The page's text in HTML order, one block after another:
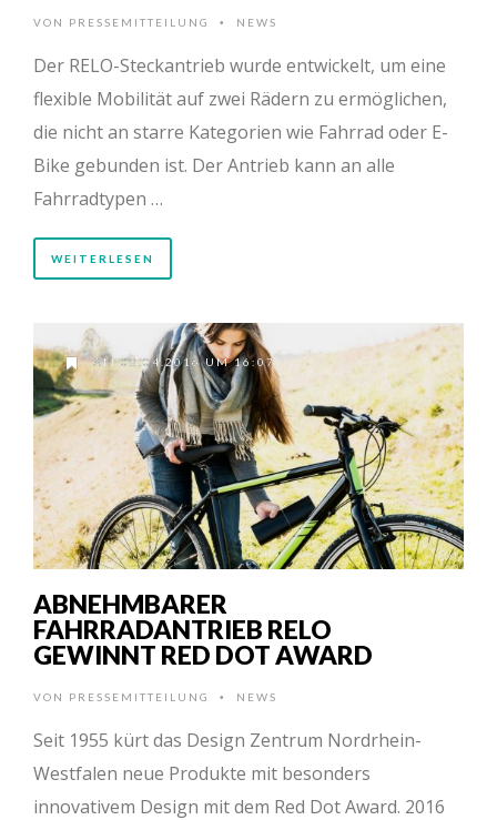
VON PRESSEMITTEILUNG • NEWS
Der RELO-Steckantrieb wurde entwickelt, um eine
flexible Mobilität auf zwei Rädern zu ermöglichen,
die nicht an starre Kategorien wie Fahrrad oder E-
Bike gebunden ist. Der Antrieb kann an alle
Fahrradtypen …
WEITERLESEN
AM 08.04.2016 UM 16:07
ABNEHMBARER
FAHRRADANTRIEB RELO
GEWINNT RED DOT AWARD
VON PRESSEMITTEILUNG • NEWS
Seit 1955 kürt das Design Zentrum Nordrhein-
Westfalen neue Produkte mit besonders
innovativem Design mit dem Red Dot Award. 2016